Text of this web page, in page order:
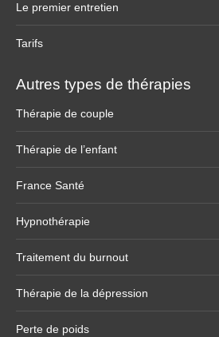
Le premier entretien
Tarifs
Autres types de thérapies
Thérapie de couple
Thérapie de l’enfant
France Santé
Hypnothérapie
Traitement du burnout
Thérapie de la dépression
Perte de poids